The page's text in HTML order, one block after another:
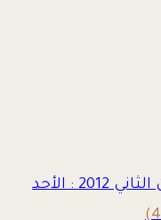
موعظة يوم الأحد 29 كانون الثاني 2012 : الأحد